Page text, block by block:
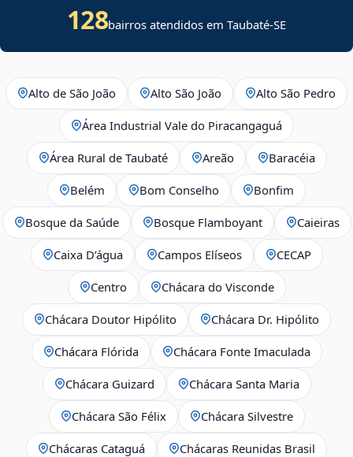
128bairros atendidos emTaubaté-SE
Alto de São João Alto São João Alto São Pedro
Área Industrial Vale do Piracangaguá
Área Rural de Taubaté Areão Baracéia
Belém Bom Conselho Bonfim
Bosque da Saúde Bosque Flamboyant Caieiras
Caixa D’água Campos Elíseos CECAP
Centro Chácara do Visconde
Chácara Doutor Hipólito Chácara Dr. Hipólito
Chácara Flórida Chácara Fonte Imaculada
Chácara Guizard Chácara Santa Maria
Chácara São Félix Chácara Silvestre
Chácaras Cataguá Chácaras Reunidas Brasil